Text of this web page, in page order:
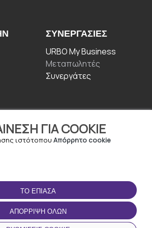
ΓΙΑ COOKIE
ιστότοπου Απόρρητο cookie
ΤΟ ΈΠΙΑΣΑ
ΑΠΌΡΡΙΨΗ ΌΛΩΝ
ΣΥΝΕΡΓΑΣΊΕΣ
URBO My Business
Μεταπωλητές
Συνεργάτες
ΚΑΤΕΒΆΣΤΕ ΤΗΝ
ΕΦΑΡΜΟΓΉ